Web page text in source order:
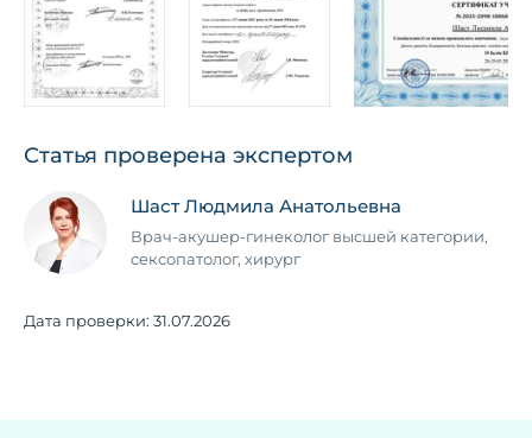
Статья проверена экспертом
Шаст Людмила Анатольевна
Врач-акушер-гинеколог высшей категории,
сексопатолог, хирург
Дата проверки: 31.07.2026